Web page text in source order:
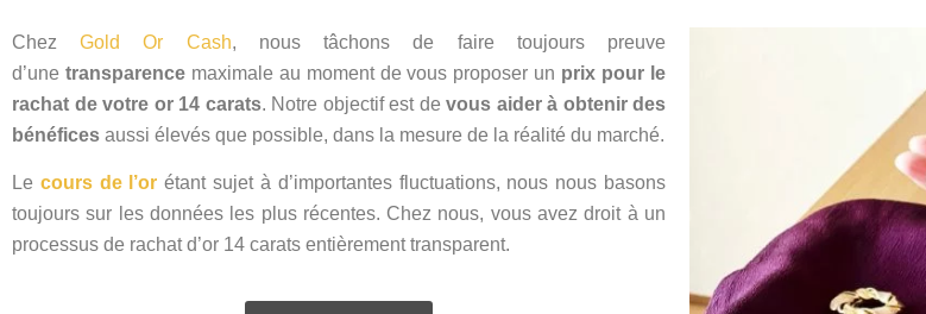
ChezGold Or Cash, nous tâchons de faire toujours preuve
d’une transparencemaximale au moment de vous proposer un prix pour le
rachat de votre or 14 carats. Notre objectif est de vous aider à obtenir des
bénéfices aussi élevés que possible, dans la mesure de la réalité du marché.
Le cours de l’or étant sujet à d’importantes fluctuations, nous nous basons
toujours sur les données les plus récentes. Chez nous, vous avez droit à un
processus de rachat d’or 14 carats entièrement transparent.